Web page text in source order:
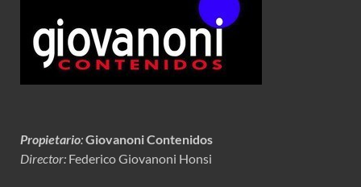
Propietario:Giovanoni Contenidos
Director: Federico Giovanoni Honsi